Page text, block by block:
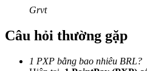
Lên đến 65% hoa hồng!
Grvt
Câu hỏi thường gặp
1 PXP bằng bao nhiêu BRL?